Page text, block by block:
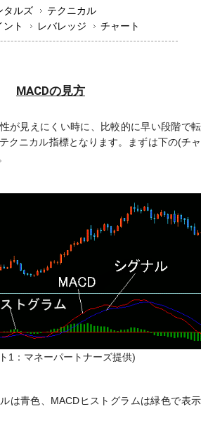
タルズ
テクニカル
ント
レバレッジ チャート
MACDの見方
が見えにくい時に、比較的に早い段階で転
クニカル指標となります。まずは下の(チャ
1：マネーパートナーズ提供)
は青色、MACDヒストグラムは緑色で表示